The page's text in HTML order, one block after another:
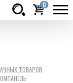
0
руб.
ТОВАРОВ